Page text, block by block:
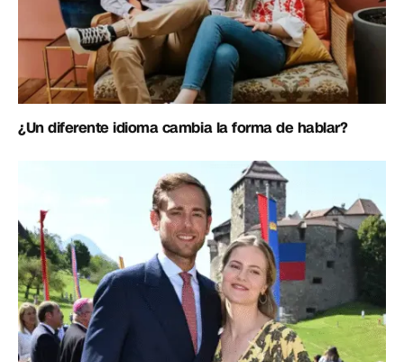
¿Un diferente idioma cambia la forma de hablar?